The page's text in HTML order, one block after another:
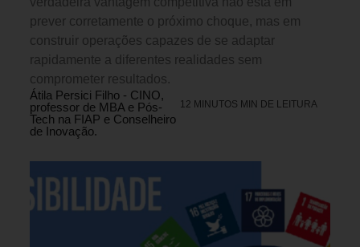
prever corretamente o próximo choque, mas em
construir operações capazes de se adaptar
rapidamente a diferentes realidades sem
comprometer resultados.
Átila Persici Filho - CINO,
professor de MBA e Pós-
Tech na FIAP e Conselheiro
de Inovação.
12 MINUTOS MIN DE LEITURA